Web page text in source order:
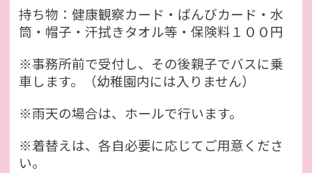
持ち物：健康観察カード・ばんびカード・水
筒・帽子・汗拭きタオル等・保険料１００円
※事務所前で受付し、その後親子でバスに乗
車します。（幼稚園内には入りません）
※雨天の場合は、ホールで行います。
※着替えは、各自必要に応じてご用意くださ
い。